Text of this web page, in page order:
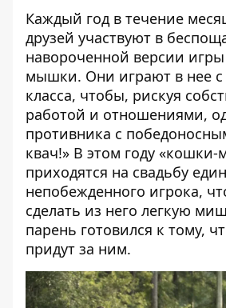
Каждый год в течение
друзей участвуют в
навороченной версии
мышки. Они играют в нее с
класса, чтобы, рискуя
работой и отношениями,
противника с
квач!» В этом году
приходятся на свадьбу
непобежденного игрока,
сделать из него легкую
парень готовился к тому,
придут за ним.